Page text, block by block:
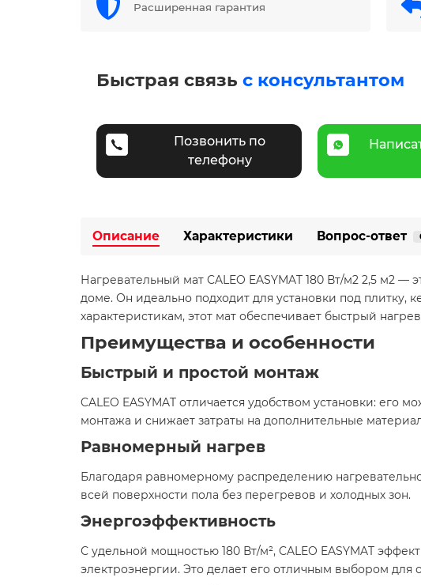
Расширенная гарантия
Быстрая связь с консультантом
Позвонить по
телефону
Описание Характеристики Вопрос-ответ
Нагревательный мат CALEO EASYMAT 180 Вт/м2 2,5 м2
доме. Он идеально подходит для установки под плитку,
характеристикам, этот мат обеспечивает быстрый
Преимущества и особенности
Быстрый и простой монтаж
CALEO EASYMAT отличается удобством установки:
монтажа и снижает затраты на дополнительные
Равномерный нагрев
Благодаря равномерному распределению
всей поверхности пола без перегревов и холодных зон.​
Энергоэффективность
С удельной мощностью 180 Вт/м², CALEO EASYMAT
электроэнергии. Это делает его отличным выбором для